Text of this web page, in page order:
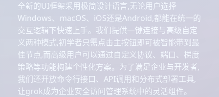
全新的UI框架采用极简设计语言,无论用户选择
Windows、macOS、iOS还是Android,都能在统一的
交互逻辑下快速上手。我们提供一键连接与高级自定
义两种模式,初学者只需点击主按钮即可被智能带到最
佳节点,而高级用户可以通过自定义协议、端口、梯度
策略等功能构建个性化方案。为了满足企业与开发者,
我们还开放命令行接口、API调用和分布式部署工具,
让grok成为企业安全访问管理系统中的灵活组件。